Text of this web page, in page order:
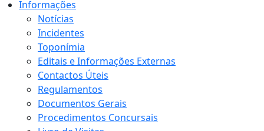
Informações
Notícias
Incidentes
Toponímia
Editais e Informações Externas
Contactos Úteis
Regulamentos
Documentos Gerais
Procedimentos Concursais